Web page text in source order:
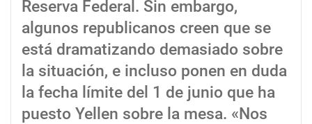
Reserva Federal. Sin embargo,
algunos republicanos creen que se
está dramatizando demasiado sobre
la situación, e incluso ponen en duda
la fecha límite del 1 de junio que ha
puesto Yellen sobre la mesa. «Nos